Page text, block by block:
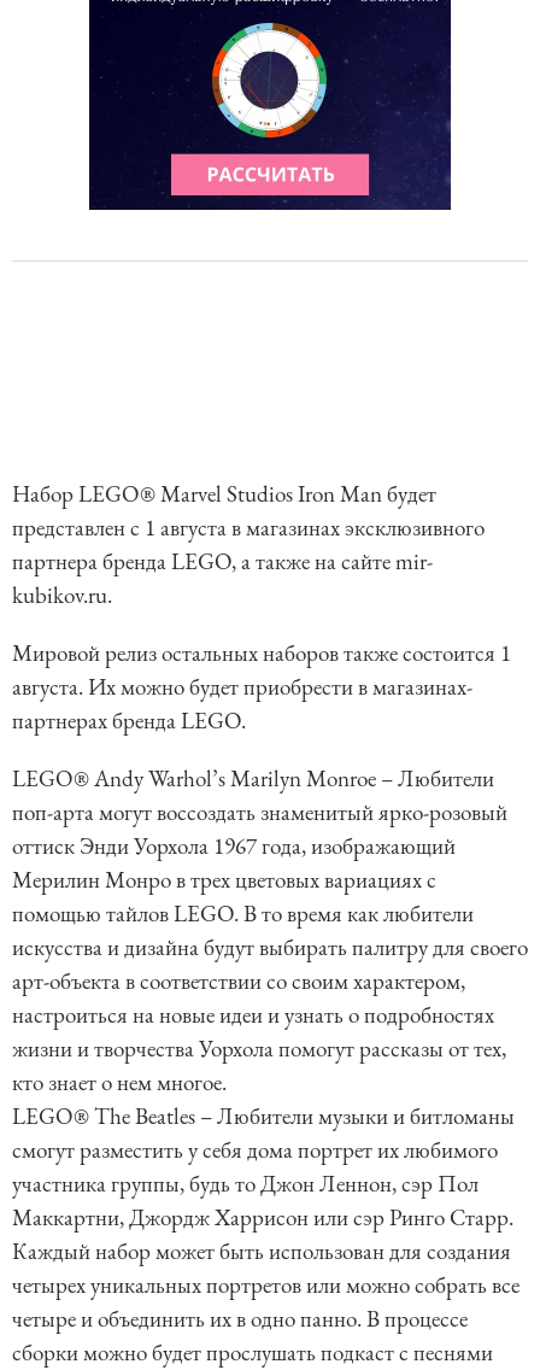
Набор LEGO® Marvel Studios Iron Man будет
представлен с 1 августа в магазинах эксклюзивного
партнера бренда LEGO, а также на сайте mir-
kubikov.ru.
Мировой релиз остальных наборов также состоится 1
августа. Их можно будет приобрести в магазинах-
партнерах бренда LEGO.
LEGO® Andy Warhol’s Marilyn Monroe – Любители
поп-арта могут воссоздать знаменитый ярко-розовый
оттиск Энди Уорхола 1967 года, изображающий
Мерилин Монро в трех цветовых вариациях с
помощью тайлов LEGO. В то время как любители
искусства и дизайна будут выбирать палитру для своего
арт-объекта в соответствии со своим характером,
настроиться на новые идеи и узнать о подробностях
жизни и творчества Уорхола помогут рассказы от тех,
кто знает о нем многое.
LEGO® The Beatles – Любители музыки и битломаны
смогут разместить у себя дома портрет их любимого
участника группы, будь то Джон Леннон, сэр Пол
Маккартни, Джордж Харрисон или сэр Ринго Старр.
Каждый набор может быть использован для создания
четырех уникальных портретов или можно собрать все
четыре и объединить их в одно панно. В процессе
сборки можно будет прослушать подкаст с песнями